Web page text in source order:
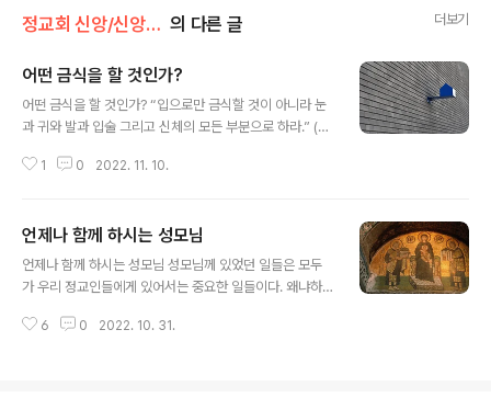
정교회 신앙/신앙 탐구 의 다른 글 더보기
어떤 금식을 할 것인가?
어떤 금식을 할 것인가? “입으로만 금식할 것이 아니라 눈
과 귀와 발과 입술 그리고 신체의 모든 부분으로 하라.” (성
리는 하느님의 성전이다. “여러분은 자신이 하느님의 성전
“네, 압니다.”라고 대답해야 할 것이다. 우리 각자가 하느님
의 성전이 된다는 것은 큰 영광이다. 우리는 이렇게 '가장
성스러운 구조물’이 된다. 하느님께서 우리 안에 사신다.
후 6,16)라고 하셨다. 이 영광스러운 명예를 무슨 말로 다
1 0 2022. 11. 10.
언제나 함께 하시는 성모님
언제나 함께 하시는 성모님 성모님께 있었던 일들은 모두
가 우리 정교인들에게 있어서는 중요한 일들이다. 왜냐하
스도를 우시게 하심으로써 구원을 주셨기 때문이다. 성모
6 0 2022. 10. 31.